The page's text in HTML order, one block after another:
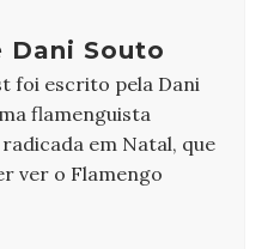
Dani Souto
foi escrito pela Dani
flamenguista
em Natal, que
ver o Flamengo